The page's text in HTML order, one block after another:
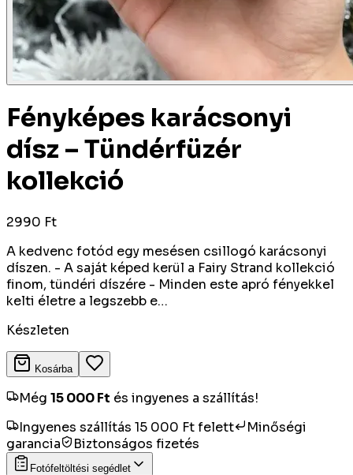
Fényképes karácsonyi
dísz – Tündérfüzér
kollekció
2990 Ft
A kedvenc fotód egy mesésen csillogó karácsonyi
díszen. - A saját képed kerül a Fairy Strand kollekció
finom, tündéri díszére - Minden este apró fényekkel
kelti életre a legszebb e…
Készleten
Kosárba
Még 15 000Ft és ingyenes a szállítás!
Ingyenes szállítás 15 000 Ft felett
Minőségi
garancia
Biztonságos fizetés
Fotófeltöltési segédlet